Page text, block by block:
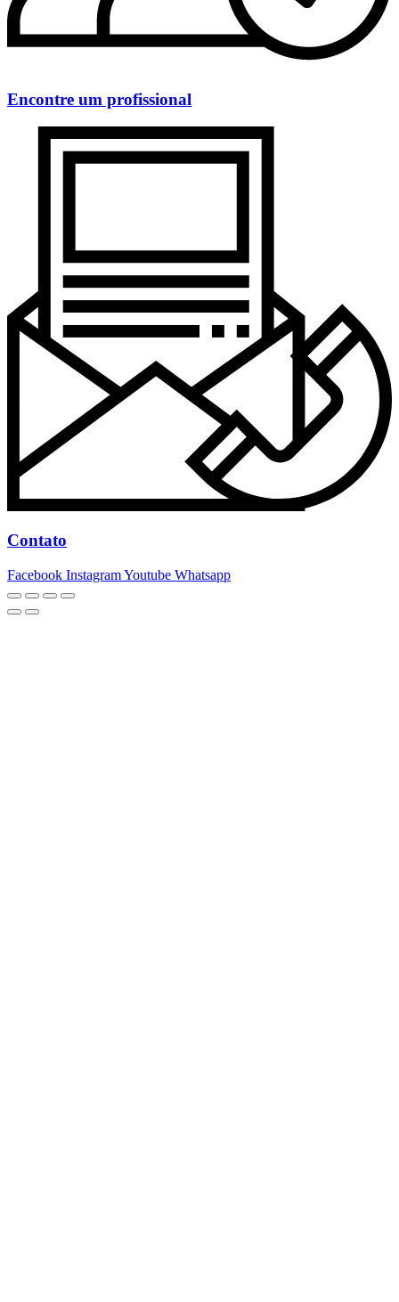
Encontre um profissional
Contato
Facebook InstagramYoutube Whatsapp